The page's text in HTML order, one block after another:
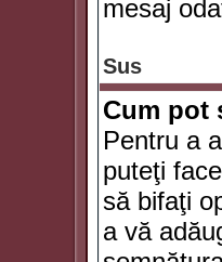
mesaj
Sus
Cum pot
Pentru a
puteţi
să bifaţi
a vă